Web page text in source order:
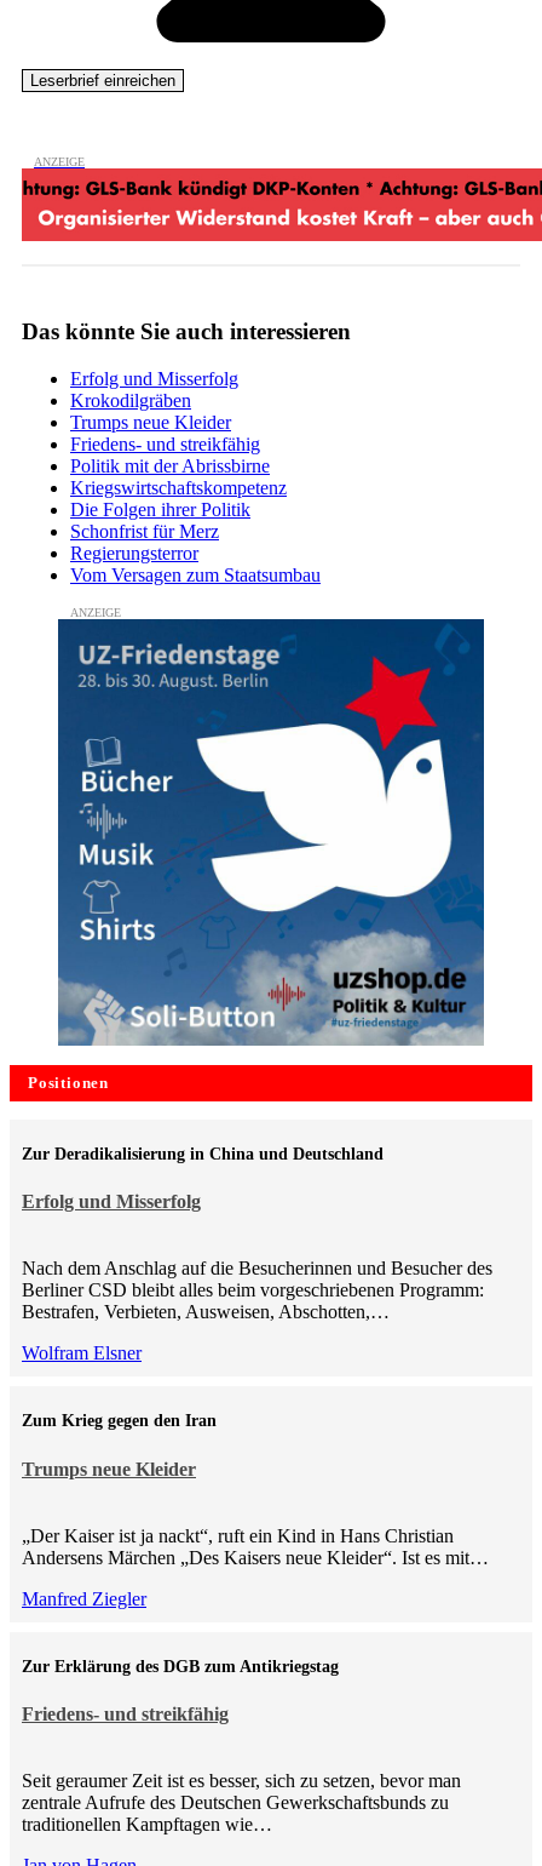
Das könnte Sie auch interessieren
Erfolg und Misserfolg
Krokodilgräben
Trumps neue Kleider
Friedens- und streikfähig
Politik mit der Abrissbirne
Kriegswirtschaftskompetenz
Die Folgen ihrer Politik
Schonfrist für Merz
Regierungsterror
Vom Versagen zum Staatsumbau
Positionen
Erfolg und Misserfolg
Zur Deradikalisierung in China und Deutschland
Nach dem Anschlag auf die Besucherinnen und Besucher des
Berliner CSD bleibt alles beim vorgeschriebenen Programm:
Bestrafen, Verbieten, Ausweisen, Abschotten,…
Wolfram Elsner
Trumps neue Kleider
Zum Krieg gegen den Iran
„Der Kaiser ist ja nackt“, ruft ein Kind in Hans Christian
Andersens Märchen „Des Kaisers neue Kleider“. Ist es mit…
Manfred Ziegler
Friedens- und streikfähig
Zur Erklärung des DGB zum Antikriegstag
Seit geraumer Zeit ist es besser, sich zu setzen, bevor man
zentrale Aufrufe des Deutschen Gewerkschaftsbunds zu
traditionellen Kampftagen wie…